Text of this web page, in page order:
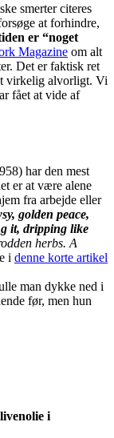
smerter citeres
at forhindre,
er “noget
Magazine om alt
Det er faktisk ret
virkelig alvorligt. Vi
fået at vide af
har den mest
er at være alene
fra arbejde eller
golden peace,
it, dripping like
herbs. A
i denne korte artikel
man dykke ned i
før, men hun
i